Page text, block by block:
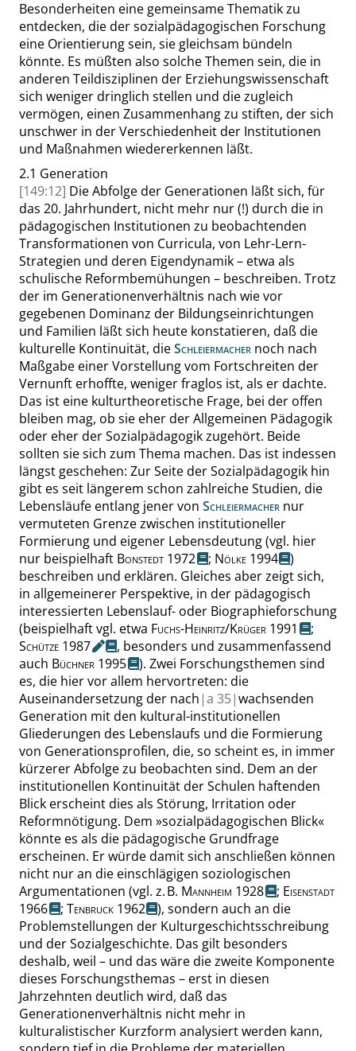
Besonderheiten eine gemeinsame Thematik zu
entdecken, die der sozialpädagogischen Forschung
eine Orientierung sein, sie gleichsam bündeln
könnte. Es müßten also solche Themen sein, die in
anderen Teildisziplinen der Erziehungswissenschaft
sich weniger dringlich stellen und die zugleich
vermögen, einen Zusammenhang zu stiften, der sich
unschwer in der Verschiedenheit der Institutionen
und Maßnahmen wiedererkennen läßt.
2.1 Generation
[149:12] Die Abfolge der Generationen läßt sich, für
das 20. Jahrhundert, nicht mehr nur (!) durch die in
pädagogischen Institutionen zu beobachtenden
Transformationen von Curricula, von Lehr-Lern-
Strategien und deren Eigendynamik – etwa als
schulische Reformbemühungen – beschreiben. Trotz
der im Generationenverhältnis nach wie vor
gegebenen Dominanz der Bildungseinrichtungen
und Familien läßt sich heute konstatieren, daß die
kulturelle Kontinuität, dieSchleiermacher noch nach
Maßgabe einer Vorstellung vom Fortschreiten der
Vernunft erhoffte, weniger fraglos ist, als er dachte.
Das ist eine kulturtheoretische Frage, bei der offen
bleiben mag, ob sie eher der Allgemeinen Pädagogik
oder eher der Sozialpädagogik zugehört. Beide
sollten sie sich zum Thema machen. Das ist indessen
längst geschehen: Zur Seite der Sozialpädagogik hin
gibt es seit längerem schon zahlreiche Studien, die
Lebensläufe entlang jener von Schleiermacher nur
vermuteten Grenze zwischen institutioneller
Formierung und eigener Lebensdeutung (vgl. hier
nur beispielhaft Bonstedt 1972 ; Nölke1994
)
beschreiben und erklären. Gleiches aber zeigt sich,
in allgemeinerer Perspektive, in der pädagogisch
interessierten Lebenslauf- oder Biographieforschung
(beispielhaft vgl. etwa Fuchs-Heinritz/Krüger 1991
;
Schütze 1987
, besonders und zusammenfassend
auch Büchner 1995
). Zwei Forschungsthemen sind
es, die hier vor allem hervortreten: die
Auseinandersetzung der nach |a 35|wachsenden
Generation mit den kultural-institutionellen
Gliederungen des Lebenslaufs und die Formierung
von Generationsprofilen, die, so scheint es, in immer
kürzerer Abfolge zu beobachten sind. Dem an der
institutionellen Kontinuität der Schulen haftenden
Blick erscheint dies als Störung, Irritation oder
Reformnötigung. Dem »sozialpädagogischen Blick«
könnte es als die pädagogische Grundfrage
erscheinen. Er würde damit sich anschließen können
nicht nur an die einschlägigen soziologischen
Argumentationen (vgl. z. B. Mannheim 1928 ; Eisenstadt
1966
; Tenbruck1962
), sondern auch an die
Problemstellungen der Kulturgeschichtsschreibung
und der Sozialgeschichte. Das gilt besonders
deshalb, weil – und das wäre die zweite Komponente
dieses Forschungsthemas – erst in diesen
Jahrzehnten deutlich wird, daß das
Generationenverhältnis nicht mehr in
kulturalistischer Kurzform analysiert werden kann,